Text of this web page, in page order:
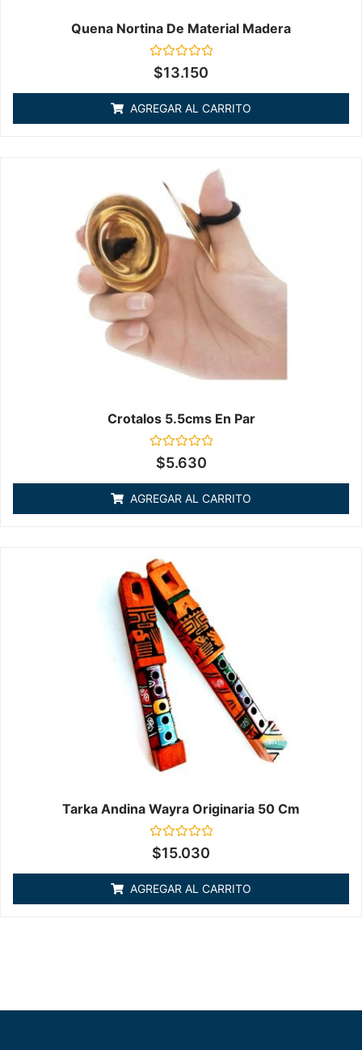
Quena Nortina De Material Madera
Valorado
en
5
$13.150
AGREGAR AL CARRITO
Crotalos 5.5cms En Par
Valorado
en
5
$5.630
AGREGAR AL CARRITO
Tarka Andina Wayra Originaria 50 Cm
Valorado
en
5
$15.030
AGREGAR AL CARRITO